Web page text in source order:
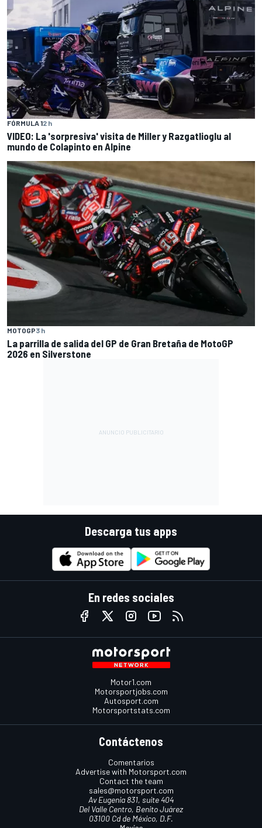
FÓRMULA 12 h
VIDEO: La 'sorpresiva' visita de Miller y Razgatlioglu al
mundo de Colapinto en Alpine
MOTOGP3 h
La parrilla de salida del GP de Gran Bretaña de MotoGP
2026 en Silverstone
Descarga tus apps
En redes sociales
Motor1.com
Motorsportjobs.com
Autosport.com
Motorsportstats.com
Contáctenos
Comentarios
Advertise with Motorsport.com
Contact the team
sales@motorsport.com
Av Eugenia 831, suite 404
Del Valle Centro, Benito Juárez
03100 Cd de México, D.F.